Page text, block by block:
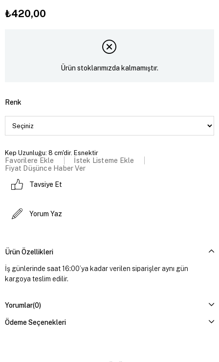
₺420,00
Ürün stoklarımızda kalmamıştır.
Renk
Kep Uzunluğu: 8 cm'dir. Esnektir
Favorilere Ekle
İstek Listeme Ekle
Fiyat Düşünce Haber Ver
Tavsiye Et
Yorum Yaz
Ürün Özellikleri
İş günlerinde saat 16:00’ya kadar verilen siparişler aynı gün
kargoya teslim edilir.
Yorumlar(0)
Ödeme Seçenekleri